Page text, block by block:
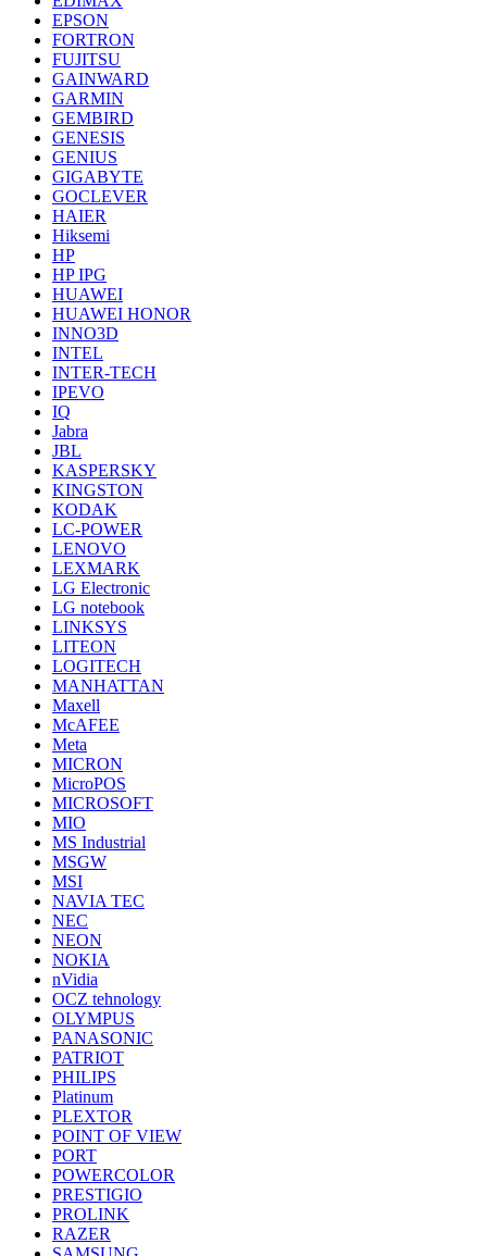
EPSON
FORTRON
FUJITSU
GAINWARD
GARMIN
GEMBIRD
GENESIS
GENIUS
GIGABYTE
GOCLEVER
HAIER
Hiksemi
HP
HP IPG
HUAWEI
HUAWEI HONOR
INNO3D
INTEL
INTER-TECH
IPEVO
IQ
Jabra
JBL
KASPERSKY
KINGSTON
KODAK
LC-POWER
LENOVO
LEXMARK
LG Electronic
LG notebook
LINKSYS
LITEON
LOGITECH
MANHATTAN
Maxell
McAFEE
Meta
MICRON
MicroPOS
MICROSOFT
MIO
MS Industrial
MSGW
MSI
NAVIA TEC
NEC
NEON
NOKIA
nVidia
OCZ tehnology
OLYMPUS
PANASONIC
PATRIOT
PHILIPS
Platinum
PLEXTOR
POINT OF VIEW
PORT
POWERCOLOR
PRESTIGIO
PROLINK
RAZER